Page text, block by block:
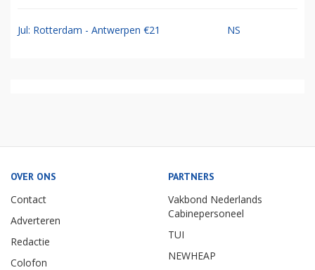
Jul: Rotterdam - Antwerpen €21 NS
OVER ONS
Contact
Adverteren
Redactie
Colofon
PARTNERS
Vakbond Nederlands
Cabinepersoneel
TUI
NEWHEAP